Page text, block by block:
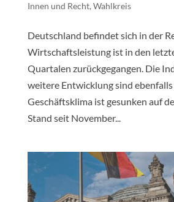
Innen und Recht,Wahlkreis
Deutschland befindet sich in der
Wirtschaftsleistung ist in den
Quartalen zurückgegangen. Die
weitere Entwicklung sind
Geschäftsklima ist gesunken auf
Stand seit November...